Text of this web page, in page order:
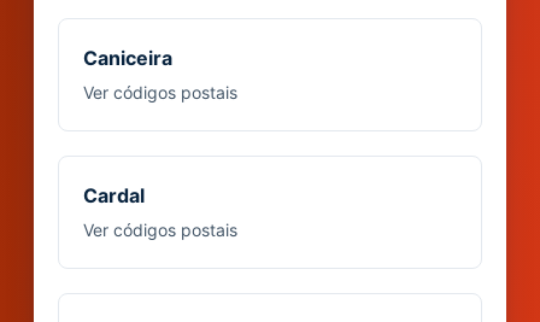
Caniceira
Ver códigos postais
Cardal
Ver códigos postais